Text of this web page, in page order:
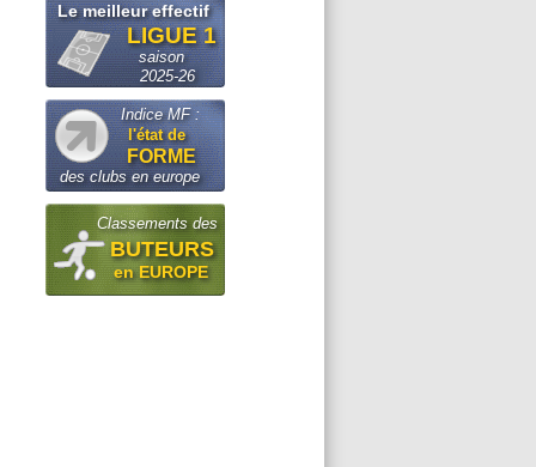
Le meilleur effectif
LIGUE 1
saison
2025-26
Indice MF :
l'état de
FORME
des clubs en europe
Classements des
BUTEURS
en EUROPE